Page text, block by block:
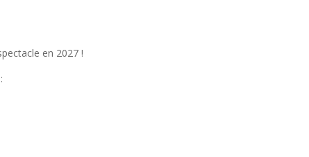
en 2027 !